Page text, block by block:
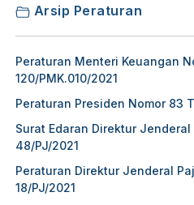
Arsip Peraturan
Peraturan Menteri Keuangan
120/PMK.010/2021
Peraturan Presiden Nomor 83
Surat Edaran Direktur Jenderal
48/PJ/2021
Peraturan Direktur Jenderal
18/PJ/2021